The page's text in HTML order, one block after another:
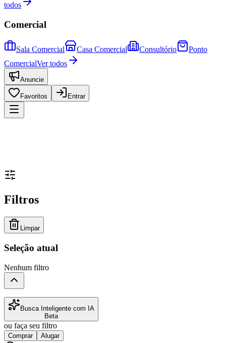
todos
Comercial
Sala Comercial Casa Comercial Consultório
Ponto
ComercialVer todos
Anuncie
Favoritos Entrar
Filtros
Limpar
Seleção atual
Nenhum filtro
Busca Inteligente com IA
Beta
ou faça seu filtro
Comprar Alugar